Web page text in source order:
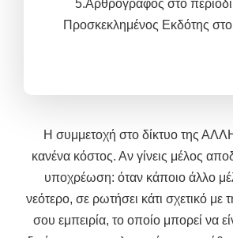
5.Αρθρογράφος στο
Προσκεκλημένος Εκδότης στο
Η συμμετοχή στο δίκτυο της
κανένα κόστος. Αν γίνεις μέλος
υποχρέωση: όταν κάποιο άλλο
νεότερο, σε ρωτήσει κάτι σχετικό με
σου εμπειρία, το οποίο μπορεί να